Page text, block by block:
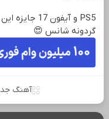
PS5 و آیفون 17 جایزه این
گردونه شانس 😍
آهنگ